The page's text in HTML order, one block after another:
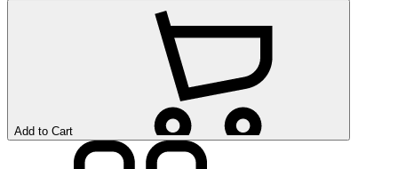
Add to Cart